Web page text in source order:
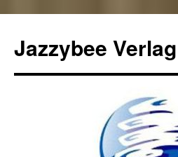
Jazzybee Verlag